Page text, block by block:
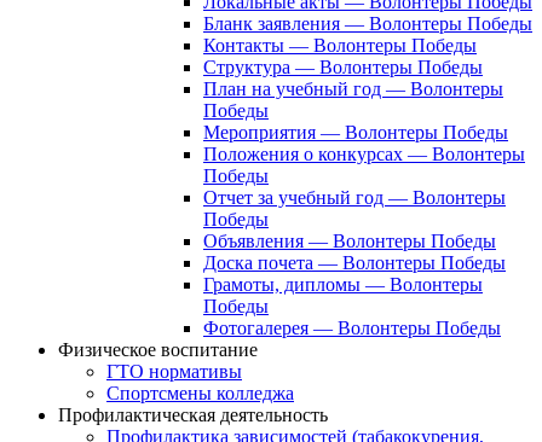
Бланк заявления — Волонтеры Победы
Контакты — Волонтеры Победы
Структура — Волонтеры Победы
План на учебный год — Волонтеры
Победы
Мероприятия — Волонтеры Победы
Положения о конкурсах — Волонтеры
Победы
Отчет за учебный год — Волонтеры
Победы
Объявления — Волонтеры Победы
Доска почета — Волонтеры Победы
Грамоты, дипломы — Волонтеры
Победы
Фотогалерея — Волонтеры Победы
Физическое воспитание
ГТО нормативы
Спортсмены колледжа
Профилактическая деятельность
Профилактика зависимостей (табакокурения,